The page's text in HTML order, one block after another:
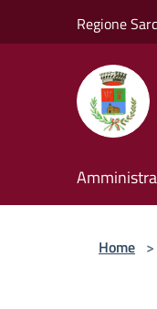
Regione
Home >